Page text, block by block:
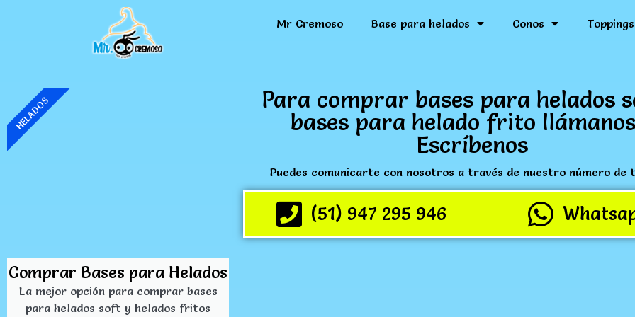
Mr Cremoso Base para helados Conos Toppings
Comprar Bases para Helados
La mejor opción para comprar bases
para helados soft y helados fritos
HELADOS
Para comprar bases para helados
bases para helado frito
Escríbenos
Puedes comunicarte con nosotros a través de nuestro número de
(51) 947 295 946